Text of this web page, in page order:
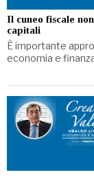
Il cuneo fiscale
capitali
È importante
economia e